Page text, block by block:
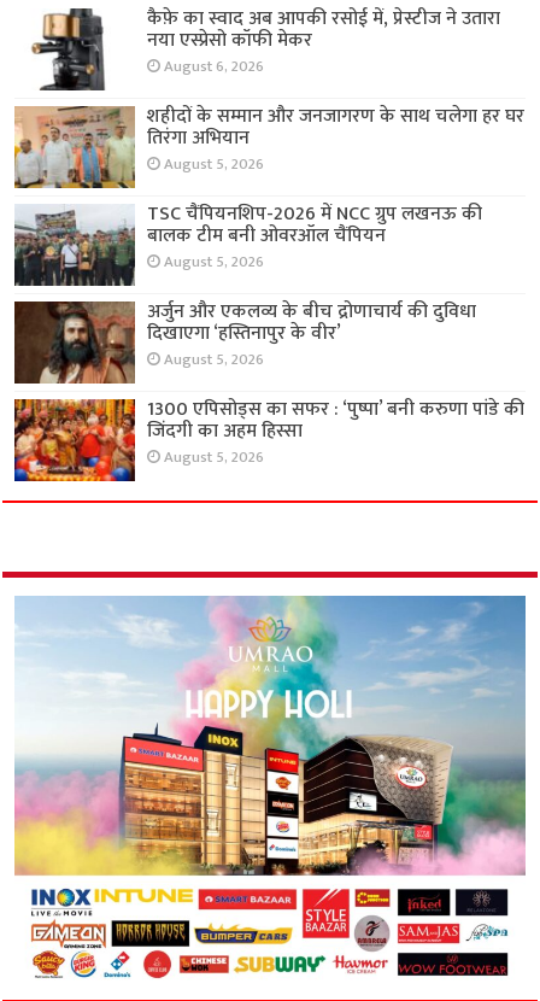
कैफ़े का स्वाद अब आपकी रसोई में, प्रेस्टीज ने उतारा
नया एस्प्रेसो कॉफी मेकर
August 6, 2026
शहीदों के सम्मान और जनजागरण के साथ चलेगा हर घर
तिरंगा अभियान
August 5, 2026
TSC चैंपियनशिप-2026 में NCC ग्रुप लखनऊ की
बालक टीम बनी ओवरऑल चैंपियन
August 5, 2026
अर्जुन और एकलव्य के बीच द्रोणाचार्य की दुविधा
दिखाएगा ‘हस्तिनापुर के वीर’
August 5, 2026
1300 एपिसोड्स का सफर : ‘पुष्पा’ बनी करुणा पांडे की
जिंदगी का अहम हिस्सा
August 5, 2026